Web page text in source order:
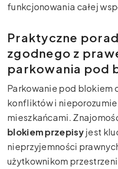
funkcjonowania całej
Praktyczne
zgodnego z
parkowania pod
Parkowanie pod blokiem
konfliktów i
mieszkańcami.
blokiem przepisyjest
nieprzyjemności
użytkownikom